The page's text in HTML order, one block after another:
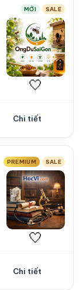
MỚI SALE
🤍
Chi tiết
PREMIUM SALE
🤍
Chi tiết